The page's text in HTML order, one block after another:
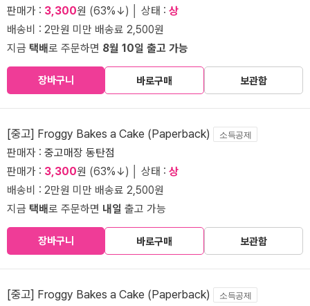
판매가 : 3,300원 (63%↓) │ 상태 : 상
배송비 : 2만원 미만 배송료 2,500원
지금 택배로 주문하면 8월 10일 출고 가능
장바구니 바로구매 보관함
[중고] Froggy Bakes a Cake (Paperback) 소득공제
판매자 : 중고매장 동탄점
판매가 : 3,300원 (63%↓) │ 상태 : 상
배송비 : 2만원 미만 배송료 2,500원
지금 택배로 주문하면 내일 출고 가능
장바구니 바로구매 보관함
[중고] Froggy Bakes a Cake (Paperback) 소득공제